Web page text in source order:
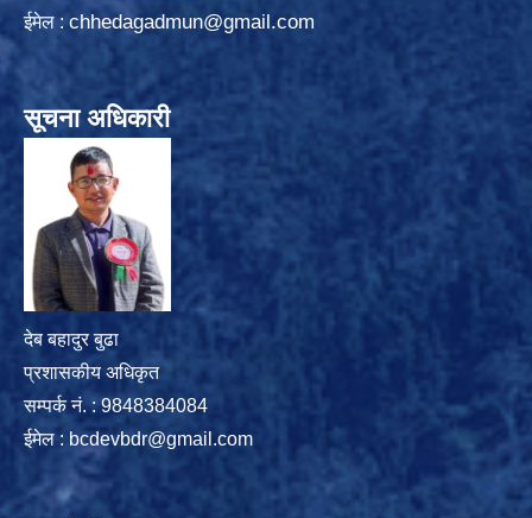
ईमेल : chhedagadmun@gmail.com
सूचना अधिकारी
देब बहादुर बुढा
प्रशासकीय अधिकृत
सम्पर्क नं. : 9848384084
ईमेल : bcdevbdr@gmail.com